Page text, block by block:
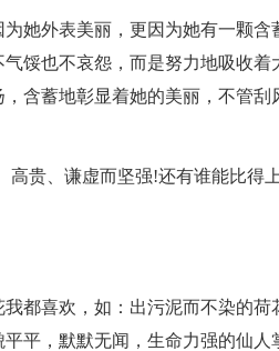
她外表美丽，更因为她有一颗
馁也不哀怨，而是努力地吸收
含蓄地彰显着她的美丽，不管
高贵、谦虚而坚强!还有谁能比得
都喜欢，如：出污泥而不染的
平，默默无闻，生命力强的仙人